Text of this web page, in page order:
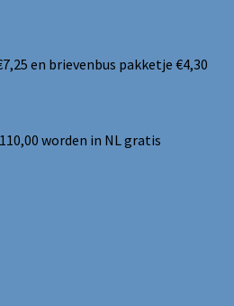
en brievenbus pakketje €4,30
worden in NL gratis